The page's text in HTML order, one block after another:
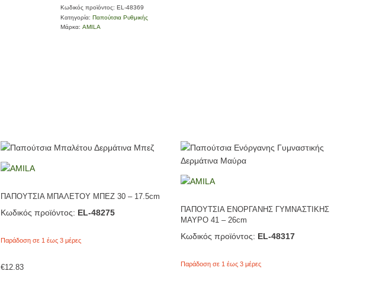
Κωδικός προϊόντος: EL-48369
Κατηγορία: Παπούτσια Ρυθμικής
Μάρκα: AMILA
ΠΑΠΟΥΤΣΙΑ ΜΠΑΛΕΤΟΥ ΜΠΕΖ 30 – 17.5cm
Κωδικός προϊόντος: EL-48275
Παράδοση σε 1 έως 3 μέρες
€12.83
ΠΑΠΟΥΤΣΙΑ ΕΝΟΡΓΑΝΗΣ ΓΥΜΝΑΣΤΙΚΗΣ
ΜΑΥΡΟ 41 – 26cm
Κωδικός προϊόντος: EL-48317
Παράδοση σε 1 έως 3 μέρες